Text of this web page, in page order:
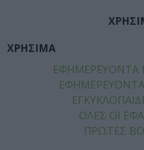
ΧΡΗΣΙΜΑ
ΕΦΗΜΕΡΕΥΟΝΤΑ
ΟΛΕΣ ΟΙ
ΠΡΩΤΕΣ